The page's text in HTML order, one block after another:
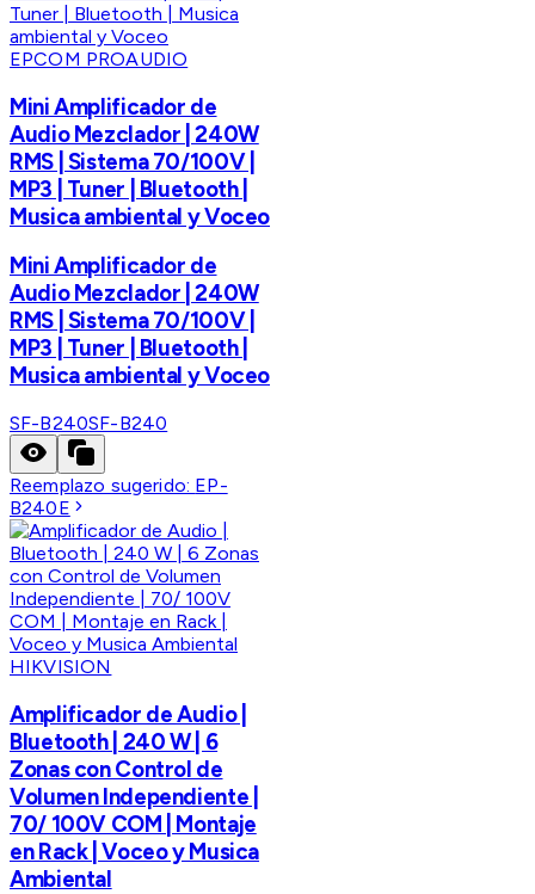
EPCOM PROAUDIO
Mini Amplificador de
Audio Mezclador | 240W
RMS | Sistema 70/100V |
MP3 | Tuner | Bluetooth |
Musica ambiental y Voceo
Mini Amplificador de
Audio Mezclador | 240W
RMS | Sistema 70/100V |
MP3 | Tuner | Bluetooth |
Musica ambiental y Voceo
SF-B240SF-B240
Reemplazo sugerido: EP-
B240E
HIKVISION
Amplificador de Audio |
Bluetooth | 240 W | 6
Zonas con Control de
Volumen Independiente |
70/ 100V COM | Montaje
en Rack | Voceo y Musica
Ambiental